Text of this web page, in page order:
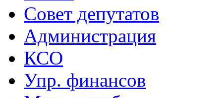
Совет депутатов
Администрация
КСО
Упр. финансов